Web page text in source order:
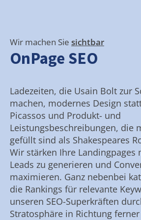
Wir machen Sie sichtbar
OnPage SEO
Ladezeiten, die Usain Bolt zur
machen, modernes Design
Picassos und Produkt- und
Leistungsbeschreibungen, die
gefüllt sind als Shakespeares
Wir stärken Ihre Landingpages
Leads zu generieren und
maximieren. Ganz nebenbei
die Rankings für relevante
unseren SEO-Superkräften
Stratosphäre in Richtung